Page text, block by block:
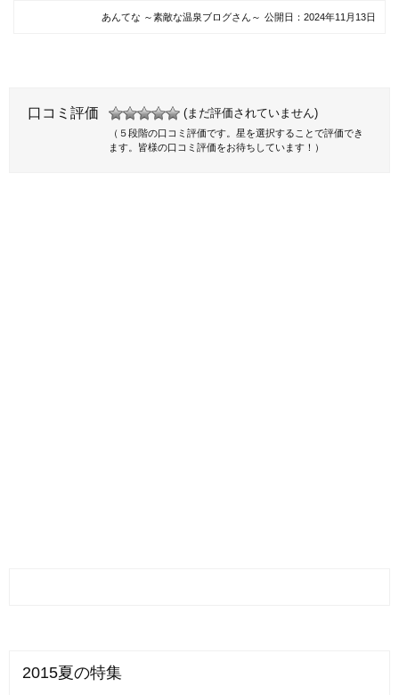
あんてな ～素敵な温泉ブログさん～ 公開日： 2024年11月13日
口コミ評価 (まだ評価されていません)
（５段階の口コミ評価です。星を選択することで評価でき
ます。皆様の口コミ評価をお待ちしています！）
2015夏の特集